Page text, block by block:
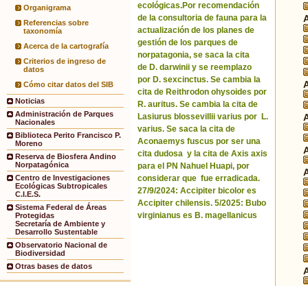
Organigrama
Referencias sobre
taxonomía
Acerca de la cartografía
Criterios de ingreso de
datos
Cómo citar datos del SIB
Noticias
Administración de Parques
Nacionales
Biblioteca Perito Francisco P.
Moreno
Reserva de Biosfera Andino
Norpatagónica
Centro de Investigaciones
Ecológicas Subtropicales
C.I.E.S.
Sistema Federal de Áreas
Protegidas
Secretaría de Ambiente y
Desarrollo Sustentable
Observatorio Nacional de
Biodiversidad
Otras bases de datos
ecológicas.Por recomendación
de la consultoria de fauna para la
actualización de los planes de
gestión de los parques de
norpatagonia, se saca la cita
de D. darwinii y se reemplazo
por D. sexcinctus. Se cambia la
cita de Reithrodon ohysoides por
R. auritus. Se cambia la cita de
Lasiurus blossevillii varius por L.
varius. Se saca la cita de
Aconaemys fuscus por ser una
cita dudosa y la cita de Axis axis
para el PN Nahuel Huapi, por
considerar que fue erradicada.
27/9/2024: Accipiter bicolor es
Accipiter chilensis. 5/2025: Bubo
virginianus es B. magellanicus